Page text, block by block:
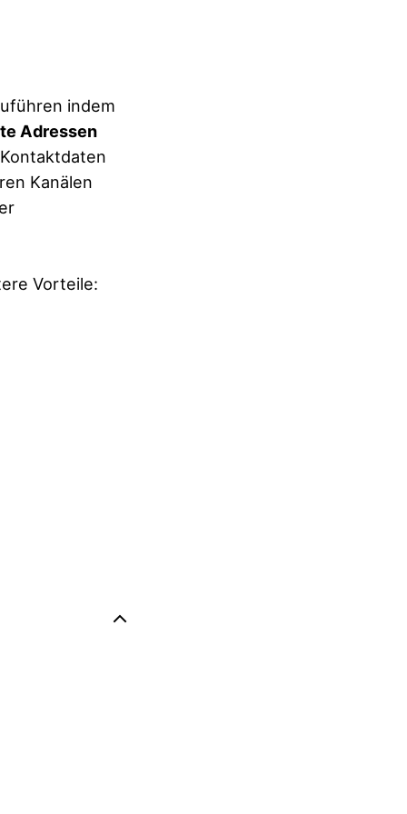
indem
Adressen
Kanälen
Vorteile: